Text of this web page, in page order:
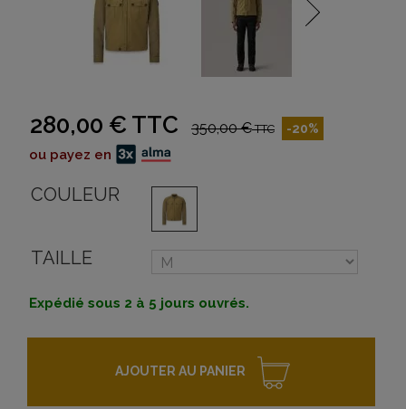
280,00 € TTC 350,00 €TTC -20%
ou payez en
COULEUR
TAILLE
Expédié sous 2 à 5 jours ouvrés.
AJOUTER AU PANIER